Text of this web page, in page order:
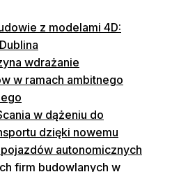
z modelami 4D:
wdrażanie
w ramach ambitnego
w dążeniu do
dzięki nowemu
autonomicznych
firm budowlanych w